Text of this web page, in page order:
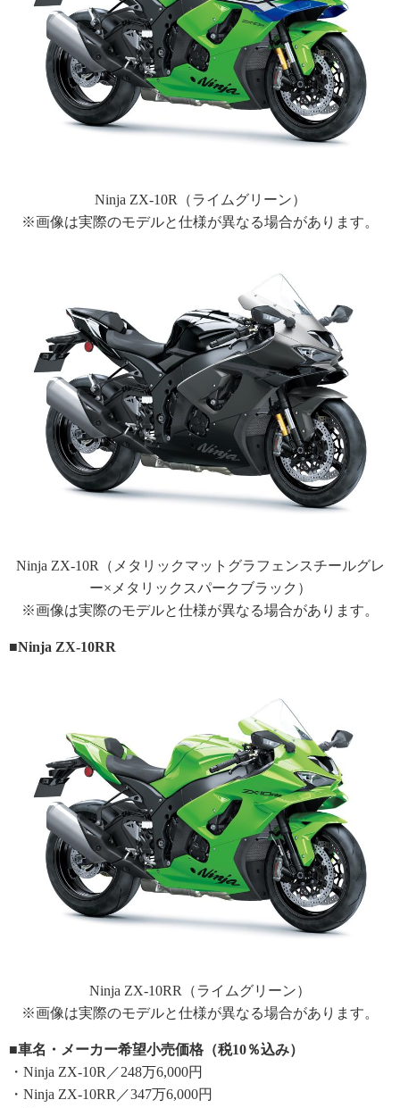
Ninja ZX-10R（ライムグリーン）
※画像は実際のモデルと仕様が異なる場合があります。
Ninja ZX-10R（メタリックマットグラフェンスチールグレ
ー×メタリックスパークブラック）
※画像は実際のモデルと仕様が異なる場合があります。
■Ninja ZX-10RR
Ninja ZX-10RR（ライムグリーン）
※画像は実際のモデルと仕様が異なる場合があります。
■車名・メーカー希望小売価格（税10％込み）
・Ninja ZX-10R／248万6,000円
・Ninja ZX-10RR／347万6,000円